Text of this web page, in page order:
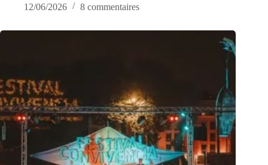
12/06/2026
8 commentaires